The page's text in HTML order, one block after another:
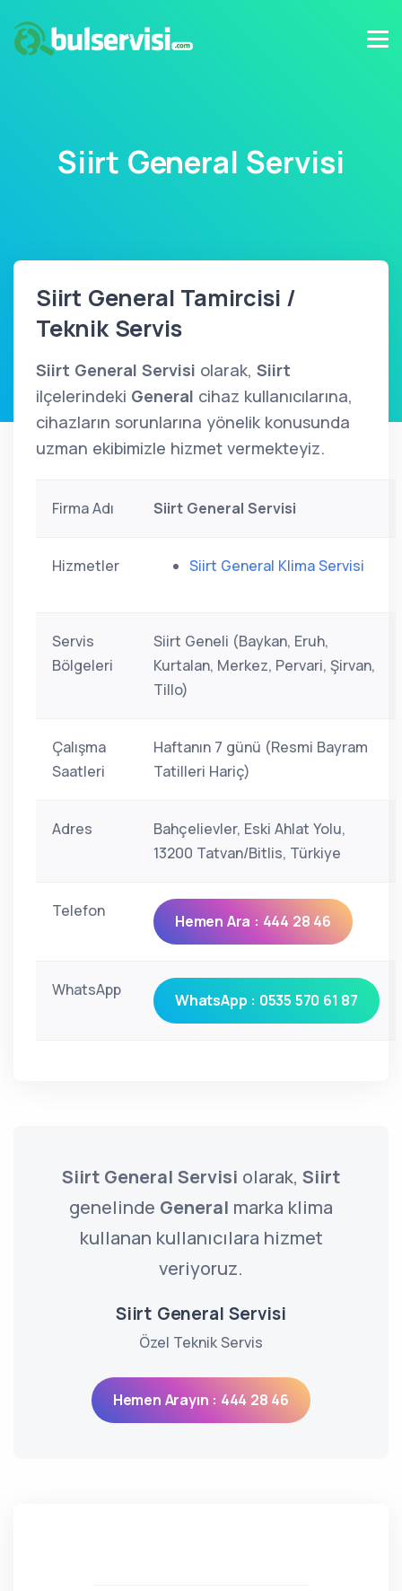
Siirt General Servisi
Siirt General Tamircisi /
Teknik Servis
Siirt General Servisi olarak, Siirt
ilçelerindeki General cihaz kullanıcılarına,
cihazların sorunlarına yönelik konusunda
uzman ekibimizle hizmet vermekteyiz.
Firma Adı Siirt General Servisi
Hizmetler Siirt General Klima Servisi
Servis
Bölgeleri
Siirt Geneli (Baykan, Eruh,
Kurtalan, Merkez, Pervari, Şirvan,
Tillo)
Çalışma
Saatleri
Haftanın 7 günü (Resmi Bayram
Tatilleri Hariç)
Adres
Bahçelievler, Eski Ahlat Yolu,
13200 Tatvan/Bitlis, Türkiye
Telefon
Hemen Ara : 444 28 46
WhatsApp
WhatsApp : 0535 570 61 87
Siirt General Servisi olarak, Siirt
genelinde General marka klima
kullanan kullanıcılara hizmet
veriyoruz.
Siirt General Servisi
Özel Teknik Servis
Hemen Arayın : 444 28 46